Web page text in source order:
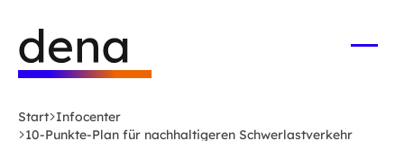
Hauptinhalt
springen
Deutsche
Energie-
Agentur
-
Start Infocenter
10-Punkte-Plan für nachhaltigeren Schwerlastverkehr